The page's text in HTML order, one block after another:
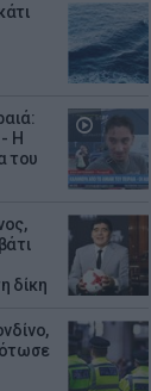
Η
του
δίκη